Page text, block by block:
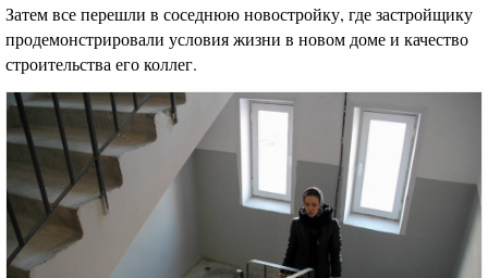
Затем все перешли в соседнюю новостройку, где застройщику
продемонстрировали условия жизни в новом доме и качество
строительства его коллег.